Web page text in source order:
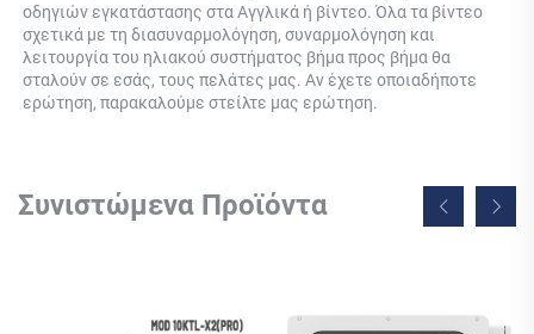
οδηγιών εγκατάστασης στα Αγγλικά ή βίντεο. Όλα τα βίντεο
σχετικά με τη διασυναρμολόγηση, συναρμολόγηση και
λειτουργία του ηλιακού συστήματος βήμα προς βήμα θα
σταλούν σε εσάς, τους πελάτες μας. Αν έχετε οποιαδήποτε
ερώτηση, παρακαλούμε στείλτε μας ερώτηση.
Συνιστώμενα Προϊόντα